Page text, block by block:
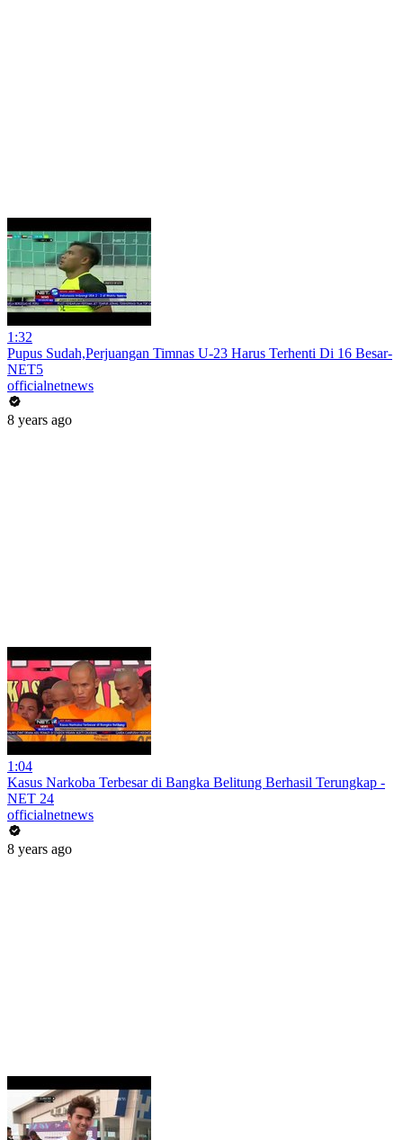
1:32
Pupus Sudah,Perjuangan Timnas U-23 Harus Terhenti Di 16 Besar-
NET5
officialnetnews
8 years ago
1:04
Kasus Narkoba Terbesar di Bangka Belitung Berhasil Terungkap -
NET 24
officialnetnews
8 years ago